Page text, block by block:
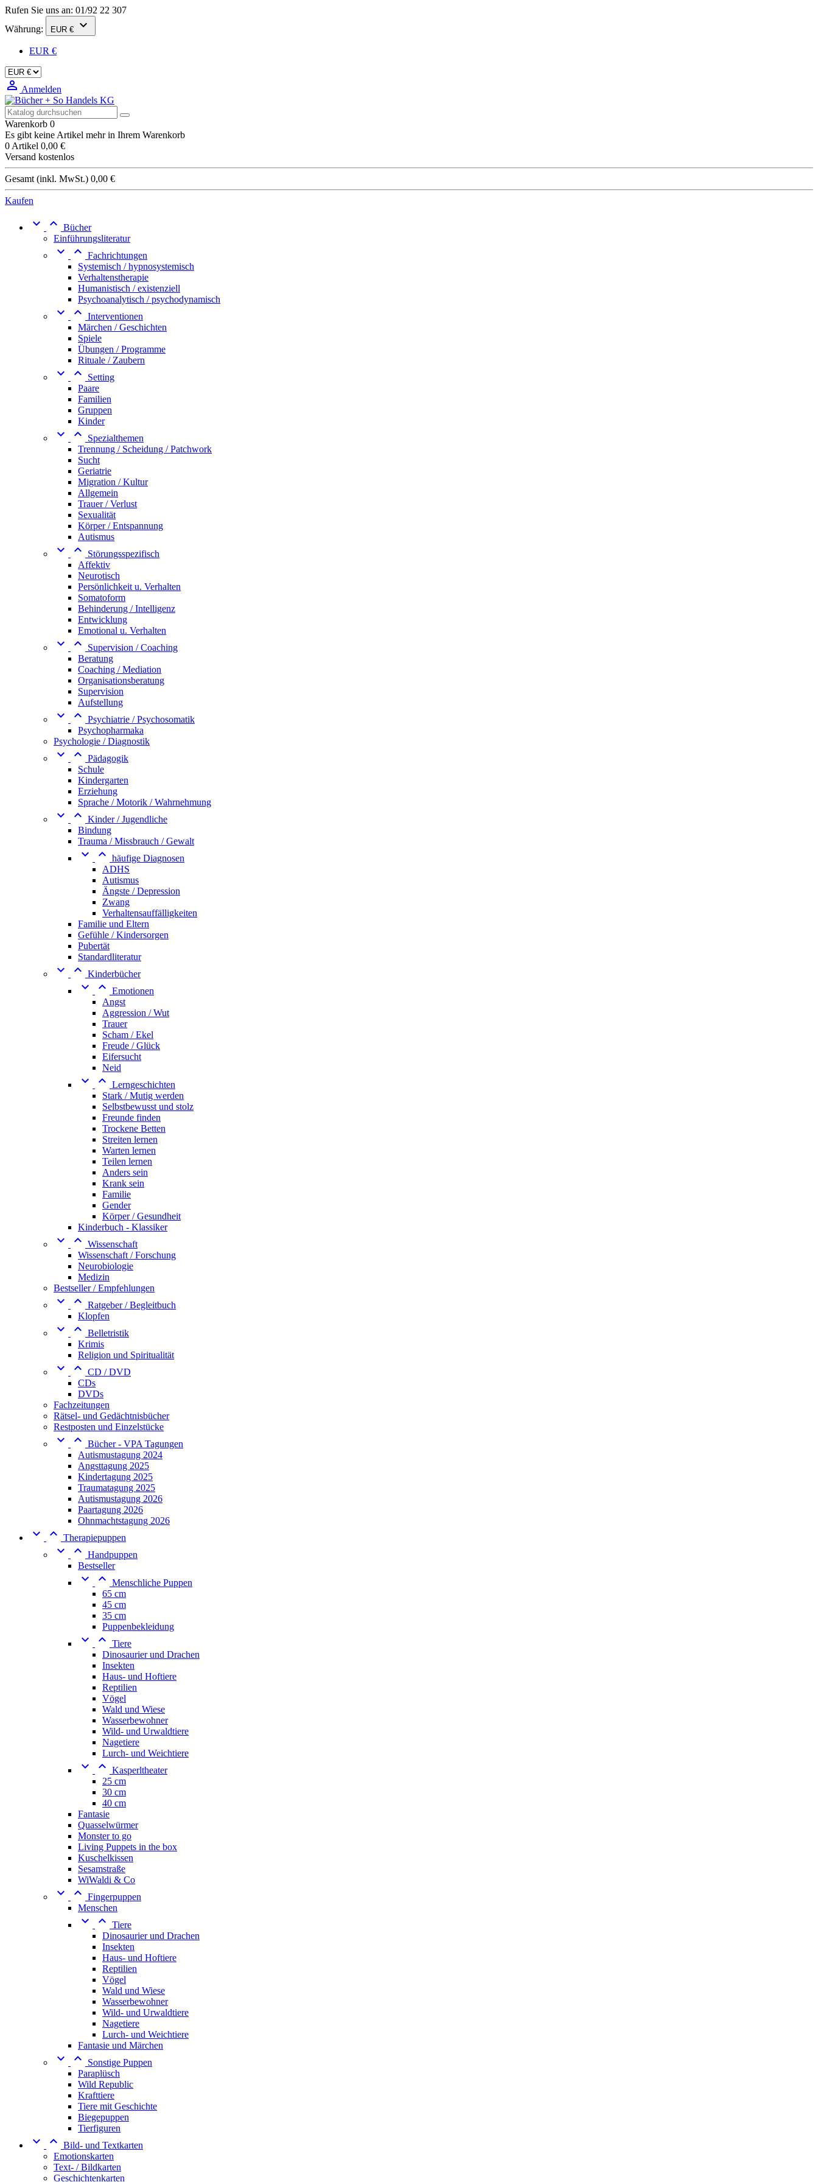
Rufen Sie uns an: 01/92 22 307
Währung:
EUR € 
EUR €
 Anmelden
Warenkorb 0
Es gibt keine Artikel mehr in Ihrem Warenkorb
0 Artikel 0,00 €
Versand kostenlos
Gesamt (inkl. MwSt.) 0,00 €
Kaufen
  Bücher
Einführungsliteratur
  Fachrichtungen
Systemisch / hypnosystemisch
Verhaltenstherapie
Humanistisch / existenziell
Psychoanalytisch / psychodynamisch
  Interventionen
Märchen / Geschichten
Spiele
Übungen / Programme
Rituale / Zaubern
 
Setting
Paare
Familien
Gruppen
Kinder
 
Spezialthemen
Trennung / Scheidung / Patchwork
Sucht
Geriatrie
Migration / Kultur
Allgemein
Trauer / Verlust
Sexualität
Körper / Entspannung
Autismus
 
Störungsspezifisch
Affektiv
Neurotisch
Persönlichkeit u. Verhalten
Somatoform
Behinderung / Intelligenz
Entwicklung
Emotional u. Verhalten
 
Supervision / Coaching
Beratung
Coaching / Mediation
Organisationsberatung
Supervision
Aufstellung
  Psychiatrie / Psychosomatik
Psychopharmaka
Psychologie / Diagnostik
  Pädagogik
Schule
Kindergarten
Erziehung
Sprache / Motorik / Wahrnehmung
  Kinder / Jugendliche
Bindung
Trauma / Missbrauch / Gewalt
  häufige Diagnosen
ADHS
Autismus
Ängste / Depression
Zwang
Verhaltensauffälligkeiten
Familie und Eltern
Gefühle / Kindersorgen
Pubertät
Standardliteratur
  Kinderbücher
  Emotionen
Angst
Aggression / Wut
Trauer
Scham / Ekel
Freude / Glück
Eifersucht
Neid
  Lerngeschichten
Stark / Mutig werden
Selbstbewusst und stolz
Freunde finden
Trockene Betten
Streiten lernen
Warten lernen
Teilen lernen
Anders sein
Krank sein
Familie
Gender
Körper / Gesundheit
Kinderbuch - Klassiker
  Wissenschaft
Wissenschaft / Forschung
Neurobiologie
Medizin
Bestseller / Empfehlungen
  Ratgeber / Begleitbuch
Klopfen
  Belletristik
Krimis
Religion und Spiritualität
  CD / DVD
CDs
DVDs
Fachzeitungen
Rätsel- und Gedächtnisbücher
Restposten und Einzelstücke
  Bücher - VPA Tagungen
Autismustagung 2024
Angsttagung 2025
Kindertagung 2025
Traumatagung 2025
Autismustagung 2026
Paartagung 2026
Ohnmachtstagung 2026
  Therapiepuppen
  Handpuppen
Bestseller
  Menschliche Puppen
65 cm
45 cm
35 cm
Puppenbekleidung
  Tiere
Dinosaurier und Drachen
Insekten
Haus- und Hoftiere
Reptilien
Vögel
Wald und Wiese
Wasserbewohner
Wild- und Urwaldtiere
Nagetiere
Lurch- und Weichtiere
  Kasperltheater
25 cm
30 cm
40 cm
Fantasie
Quasselwürmer
Monster to go
Living Puppets in the box
Kuschelkissen
Sesamstraße
WiWaldi & Co
  Fingerpuppen
Menschen
  Tiere
Dinosaurier und Drachen
Insekten
Haus- und Hoftiere
Reptilien
Vögel
Wald und Wiese
Wasserbewohner
Wild- und Urwaldtiere
Nagetiere
Lurch- und Weichtiere
Fantasie und Märchen
 
Sonstige Puppen
Paraplüsch
Wild Republic
Krafttiere
Tiere mit Geschichte
Biegepuppen
Tierfiguren
  Bild- und Textkarten
Emotionskarten
Text- / Bildkarten
Geschichtenkarten